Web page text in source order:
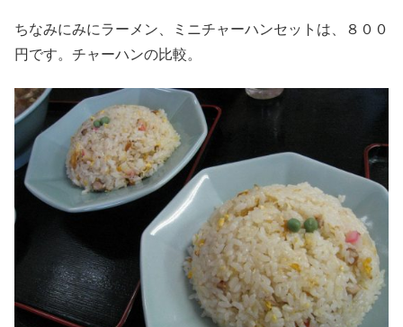
ちなみにみにラーメン、ミニチャーハンセットは、８００
円です。チャーハンの比較。